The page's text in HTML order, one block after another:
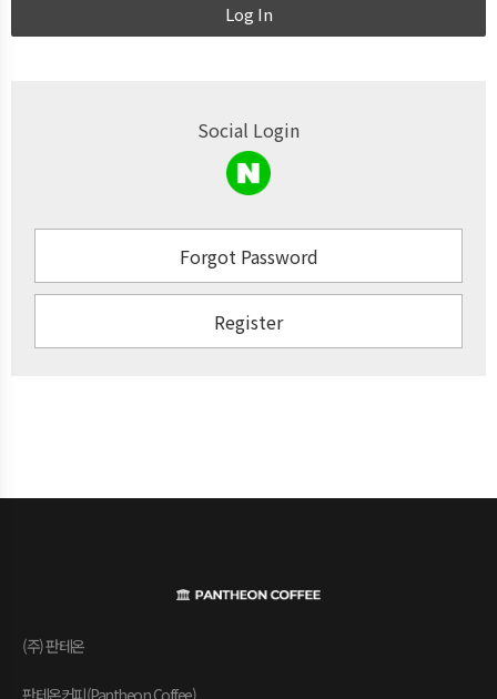
Log In
Social Login
Forgot Password
Register
(주) 판테온
판테온커피(Pantheon Coffee)